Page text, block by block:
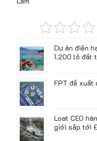
Dự án điện
1.200 lô đất
FPT đề xuất
Loạt CEO
giới sắp tới